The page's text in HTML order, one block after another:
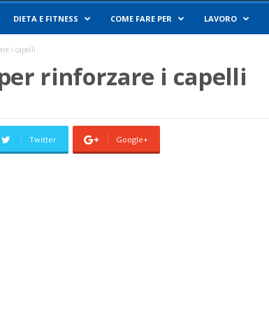
DIETA E FITNESS COME FARE PER LAVORO
i capelli
rinforzare i capelli
Twitter Google+